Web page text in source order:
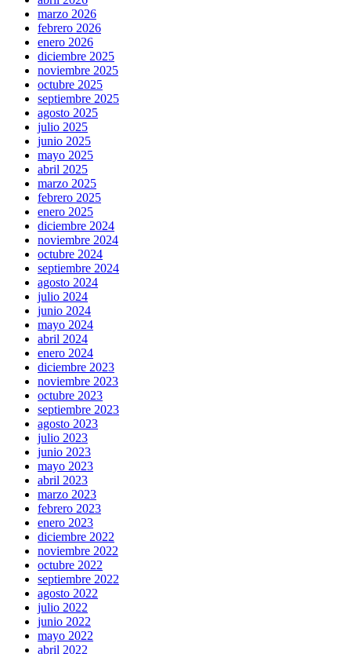
marzo 2026
febrero 2026
enero 2026
diciembre 2025
noviembre 2025
octubre 2025
septiembre 2025
agosto 2025
julio 2025
junio 2025
mayo 2025
abril 2025
marzo 2025
febrero 2025
enero 2025
diciembre 2024
noviembre 2024
octubre 2024
septiembre 2024
agosto 2024
julio 2024
junio 2024
mayo 2024
abril 2024
enero 2024
diciembre 2023
noviembre 2023
octubre 2023
septiembre 2023
agosto 2023
julio 2023
junio 2023
mayo 2023
abril 2023
marzo 2023
febrero 2023
enero 2023
diciembre 2022
noviembre 2022
octubre 2022
septiembre 2022
agosto 2022
julio 2022
junio 2022
mayo 2022
abril 2022